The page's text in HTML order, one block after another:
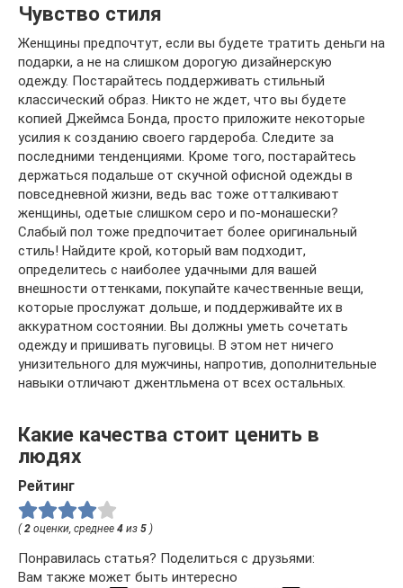
Чувство стиля
Женщины предпочтут, если вы будете тратить деньги на
подарки, а не на слишком дорогую дизайнерскую
одежду. Постарайтесь поддерживать стильный
классический образ. Никто не ждет, что вы будете
копией Джеймса Бонда, просто приложите некоторые
усилия к созданию своего гардероба. Следите за
последними тенденциями. Кроме того, постарайтесь
держаться подальше от скучной офисной одежды в
повседневной жизни, ведь вас тоже отталкивают
женщины, одетые слишком серо и по-монашески?
Слабый пол тоже предпочитает более оригинальный
стиль! Найдите крой, который вам подходит,
определитесь с наиболее удачными для вашей
внешности оттенками, покупайте качественные вещи,
которые прослужат дольше, и поддерживайте их в
аккуратном состоянии. Вы должны уметь сочетать
одежду и пришивать пуговицы. В этом нет ничего
унизительного для мужчины, напротив, дополнительные
навыки отличают джентльмена от всех остальных.
Какие качества стоит ценить в
людях
Рейтинг
( 2 оценки, среднее 4 из 5 )
Понравилась статья? Поделиться с друзьями:
Вам также может быть интересно